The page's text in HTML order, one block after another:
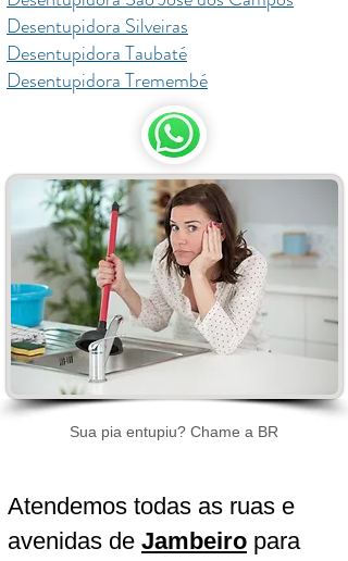
Desentupidora Silveiras
Desentupidora Taubaté
Desentupidora Tremembé
Sua pia entupiu? Chame a BR
Atendemos todas as ruas e
avenidas de Jambeiro para